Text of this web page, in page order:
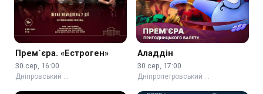
Прем`єра. «Естроген»
30 сер, 16:00
Дніпровський …
Аладдін
30 сер, 17:00
Дніпропетровський …